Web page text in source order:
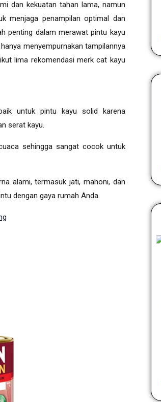
dan kekuatan tahan lama, namun
menjaga penampilan optimal dan
penting dalam merawat pintu kayu
menyempurnakan tampilannya
lima rekomendasi merk cat kayu
untuk pintu kayu solid karena
serat kayu.
sehingga sangat cocok untuk
alami, termasuk jati, mahoni, dan
dengan gaya rumah Anda.